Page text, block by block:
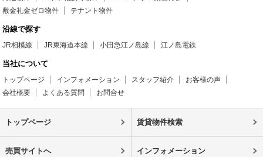
敷金礼金ゼロ物件
テナント物件
沿線で探す
JR相模線 JR東海道本線 小田急江ノ島線 江ノ島電鉄
当社について
トップページ インフォメーション スタッフ紹介
お客様の声
会社概要
よくある質問 お問合せ
トップページ 賃貸物件検索
売買サイトへ インフォメーション